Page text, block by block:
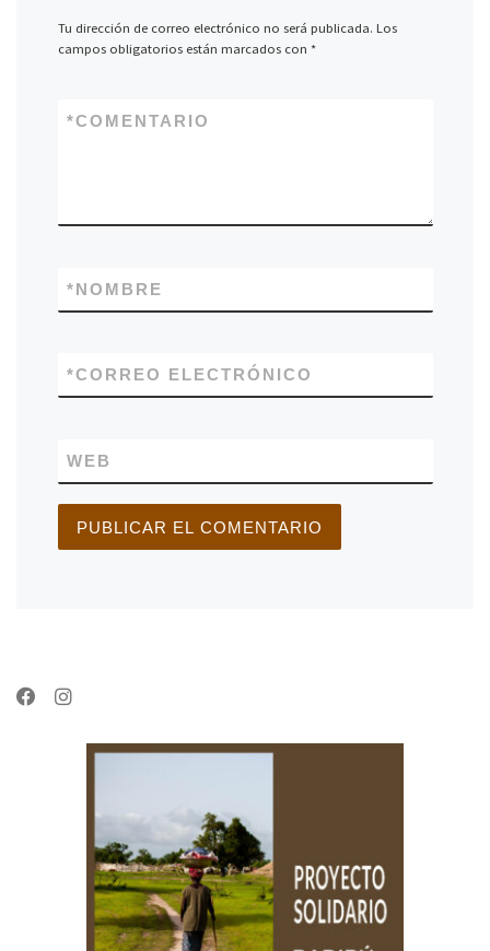
Tu dirección de correo electrónico no será publicada. Los
campos obligatorios están marcados con *
COMENTARIO
*
NOMBRE
*
CORREO ELECTRÓNICO
*
WEB